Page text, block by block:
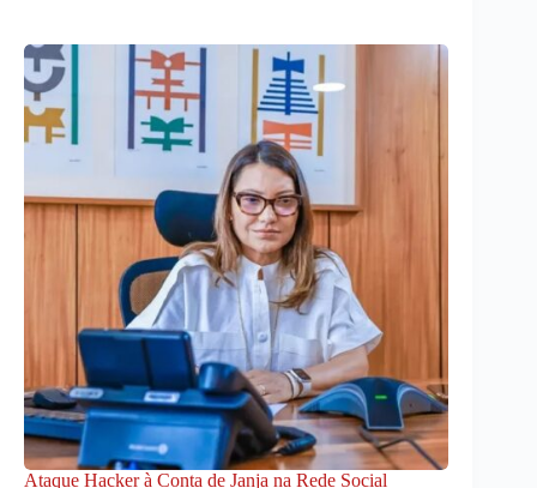
Ataque Hacker à Conta de Janja na Rede Social